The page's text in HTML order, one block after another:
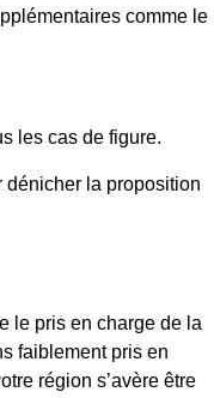
comme le
les cas de figure.
dénicher la proposition
le pris en charge de la
faiblement pris en
région s’avère être